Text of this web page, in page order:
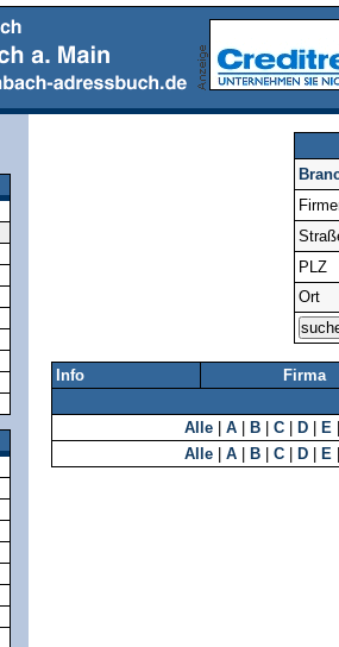
PLZ
Ort
Info Firma
Alle A B C D E
Alle
A B C D E